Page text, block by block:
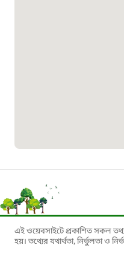
পাসপোর্ট বাতায়ন
১৬১৭১
বাংলাদেশ
এই ওয়েবসাইটে প্রকাশিত সকল তথ্য
হয়। তথ্যের যথার্থতা, নির্ভুলতা ও